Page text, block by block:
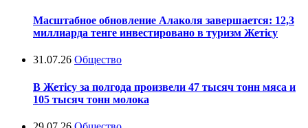
Масштабное обновление Алаколя завершается: 12,3
миллиарда тенге инвестировано в туризм Жетісу
31.07.26 Общество
В Жетісу за полгода произвели 47 тысяч тонн мяса и
105 тысяч тонн молока